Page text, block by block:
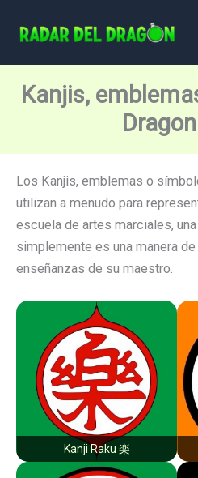
Kanjis,
Dragon
Los Kanjis, emblemas o
utilizan a menudo para
escuela de artes marciales,
simplemente es una manera de
enseñanzas de su maestro.
Kanji Raku 楽